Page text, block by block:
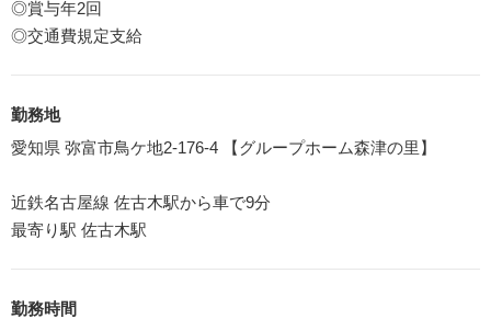
◎賞与年2回
◎交通費規定支給
勤務地
愛知県 弥富市鳥ケ地2-176-4 【グループホーム森津の里】
近鉄名古屋線 佐古木駅から車で9分
最寄り駅 佐古木駅
勤務時間